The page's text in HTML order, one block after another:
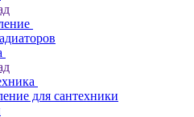
для сантехники